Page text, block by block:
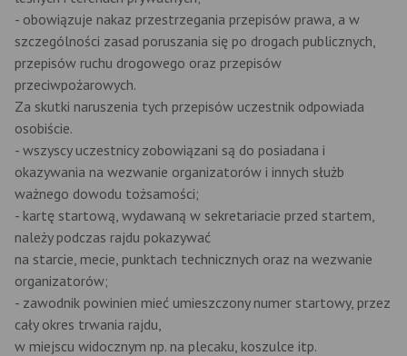
- obowiązuje nakaz przestrzegania przepisów prawa, a w
szczególności zasad poruszania się po drogach publicznych,
przepisów ruchu drogowego oraz przepisów
przeciwpożarowych.
Za skutki naruszenia tych przepisów uczestnik odpowiada
osobiście.
- wszyscy uczestnicy zobowiązani są do posiadana i
okazywania na wezwanie organizatorów i innych służb
ważnego dowodu tożsamości;
- kartę startową, wydawaną w sekretariacie przed startem,
należy podczas rajdu pokazywać
na starcie, mecie, punktach technicznych oraz na wezwanie
organizatorów;
- zawodnik powinien mieć umieszczony numer startowy, przez
cały okres trwania rajdu,
w miejscu widocznym np. na plecaku, koszulce itp.